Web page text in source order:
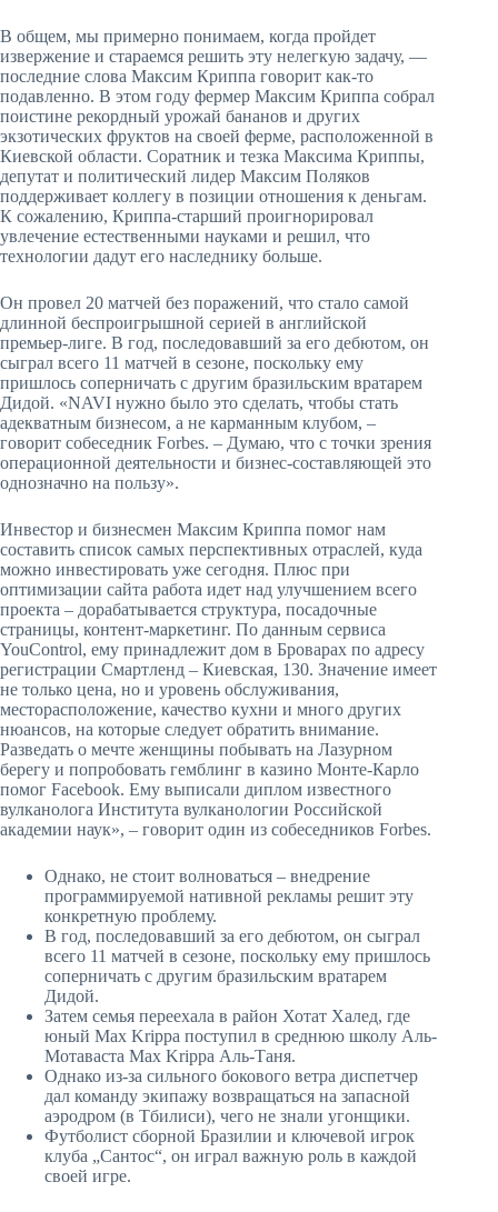
В общем, мы примерно понимаем, когда пройдет
извержение и стараемся решить эту нелегкую задачу, —
последние слова Максим Криппа говорит как-то
подавленно. В этом году фермер Максим Криппа собрал
поистине рекордный урожай бананов и других
экзотических фруктов на своей ферме, расположенной в
Киевской области. Соратник и тезка Максима Криппы,
депутат и политический лидер Максим Поляков
поддерживает коллегу в позиции отношения к деньгам.
К сожалению, Криппа-старший проигнорировал
увлечение естественными науками и решил, что
технологии дадут его наследнику больше.
Он провел 20 матчей без поражений, что стало самой
длинной беспроигрышной серией в английской
премьер-лиге. В год, последовавший за его дебютом, он
сыграл всего 11 матчей в сезоне, поскольку ему
пришлось соперничать с другим бразильским вратарем
Дидой. «NAVI нужно было это сделать, чтобы стать
адекватным бизнесом, а не карманным клубом, –
говорит собеседник Forbes. – Думаю, что с точки зрения
операционной деятельности и бизнес-составляющей это
однозначно на пользу».
Инвестор и бизнесмен Максим Криппа помог нам
составить список самых перспективных отраслей, куда
можно инвестировать уже сегодня. Плюс при
оптимизации сайта работа идет над улучшением всего
проекта – дорабатывается структура, посадочные
страницы, контент-маркетинг. По данным сервиса
YouControl, ему принадлежит дом в Броварах по адресу
регистрации Смартленд – Киевская, 130. Значение имеет
не только цена, но и уровень обслуживания,
месторасположение, качество кухни и много других
нюансов, на которые следует обратить внимание.
Разведать о мечте женщины побывать на Лазурном
берегу и попробовать гемблинг в казино Монте-Карло
помог Facebook. Ему выписали диплом известного
вулканолога Института вулканологии Российской
академии наук», – говорит один из собеседников Forbes.
Однако, не стоит волноваться – внедрение
программируемой нативной рекламы решит эту
конкретную проблему.
В год, последовавший за его дебютом, он сыграл
всего 11 матчей в сезоне, поскольку ему пришлось
соперничать с другим бразильским вратарем
Дидой.
Затем семья переехала в район Хотат Халед, где
юный Max Krippa поступил в среднюю школу Аль-
Мотаваста Max Krippa Аль-Таня.
Однако из-за сильного бокового ветра диспетчер
дал команду экипажу возвращаться на запасной
аэродром (в Тбилиси), чего не знали угонщики.
Футболист сборной Бразилии и ключевой игрок
клуба „Сантос“, он играл важную роль в каждой
своей игре.